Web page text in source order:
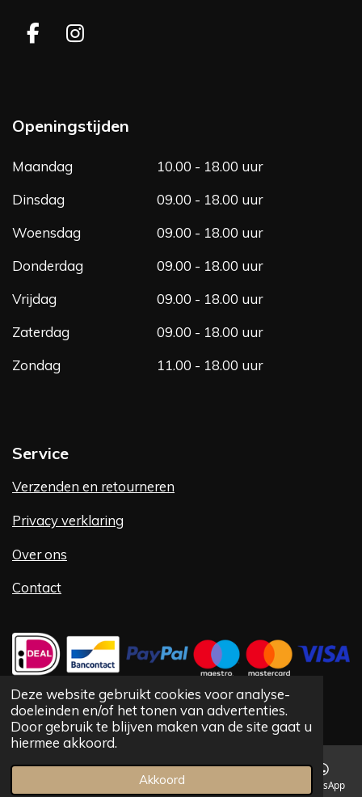
Deze website gebruikt cookies voor analyse-
doeleinden en/of het tonen van advertenties.
Door gebruik te blijven maken van de site gaat u
hiermee akkoord.
Akkoord
F
b
o
k
I
a
g
Openingstijden
Maandag
10.00 - 18.00 uur
Dinsdag
09.00 - 18.00 uur
Woensdag
09.00 - 18.00 uur
Donderdag
09.00 - 18.00 uur
Vrijdag
09.00 - 18.00 uur
Zaterdag
09.00 - 18.00 uur
Zondag
11.00 - 18.00 uur
Service
Verzenden en retourneren
Privacy verklaring
Over ons
Contact
©1992 -2025 Vlug Fashion VOF
Telefoonnummer WhatsApp